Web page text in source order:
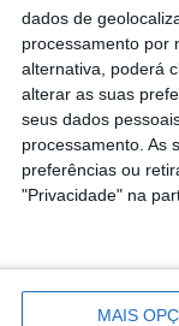
dados de
processamento por
alternativa, poderá
alterar as suas
seus dados
processamento. As
preferências ou
"Privacidade" na
MAIS
A Start Point
Universidade